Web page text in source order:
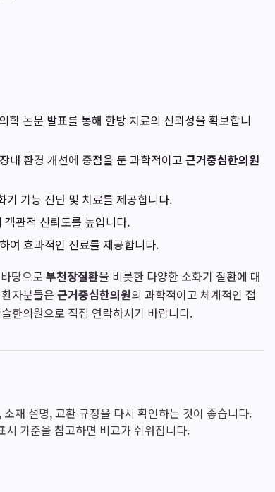
학 논문 발표를 통해 한방 치료의 신뢰성을 확보합니
내 환경 개선에 중점을 둔 과학적이고 근거중심한의원
기 기능 진단 및 치료를 제공합니다.
관적 신뢰도를 높입니다.
여 효과적인 진료를 제공합니다.
탕으로 부천장질환을 비롯한 다양한 소화기 질환에 대
자분들은 근거중심한의원의 과학적이고 체계적인 접
한의원으로 직접 연락하시기 바랍니다.
재 설명, 교환 규정을 다시 확인하는 것이 좋습니다.
기준을 참고하면 비교가 쉬워집니다.